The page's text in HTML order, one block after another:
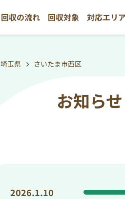
回収の流れ 回収対象 対応エリア
埼玉県 さいたま市西区
お知らせ
2026.1.10